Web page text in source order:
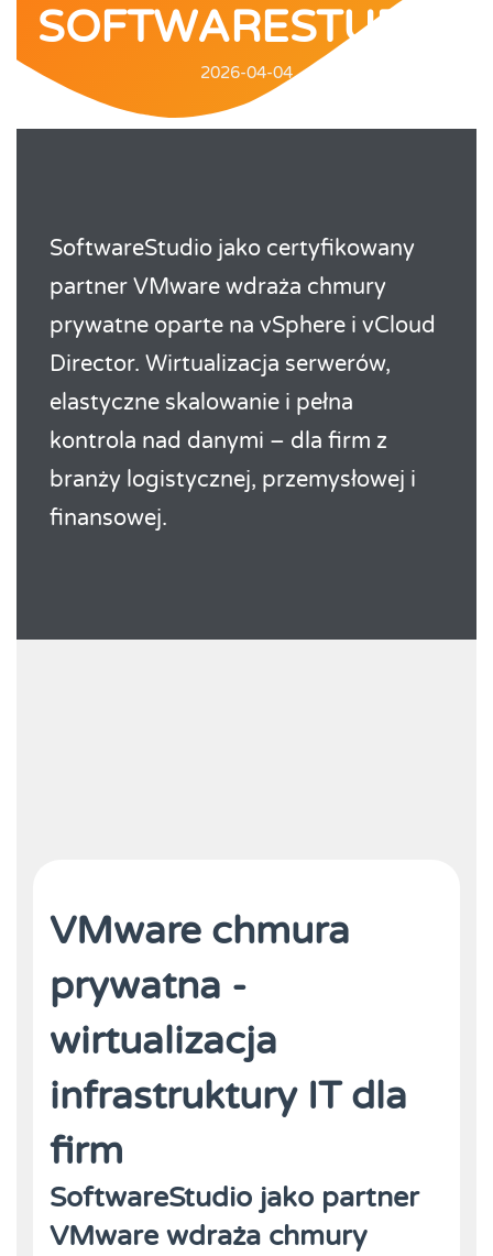
SOFTWARESTUDIO
2026-04-04
SoftwareStudio jako certyfikowany
partner VMware wdraża chmury
prywatne oparte na vSphere i vCloud
Director. Wirtualizacja serwerów,
elastyczne skalowanie i pełna
kontrola nad danymi – dla firm z
branży logistycznej, przemysłowej i
finansowej.
VMware chmura
prywatna -
wirtualizacja
infrastruktury IT dla
firm
SoftwareStudio jako partner
VMware wdraża chmury